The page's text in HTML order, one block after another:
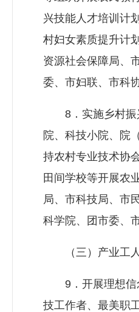
兴技能人才培训计
村妇女素质提升计
资源社会保障局、
委、市妇联、市科
8．实施乡村振兴
院、科技小院、院
持农村专业技术协
田间学校等开展农
局、市科技局、市
科学院、团市委、
（三）产业工人
9．开展理想信念
技工作者、最美职